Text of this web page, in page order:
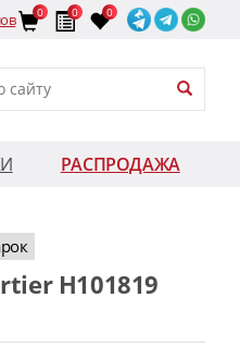
0 0 0
РАСПРОДАЖА
H101819